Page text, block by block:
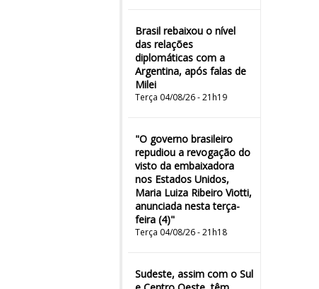
Brasil rebaixou o nível
das relações
diplomáticas com a
Argentina, após falas de
Milei
Terça 04/08/26 - 21h19
"O governo brasileiro
repudiou a revogação do
visto da embaixadora
nos Estados Unidos,
Maria Luiza Ribeiro Viotti,
anunciada nesta terça-
feira (4)"
Terça 04/08/26 - 21h18
Sudeste, assim com o Sul